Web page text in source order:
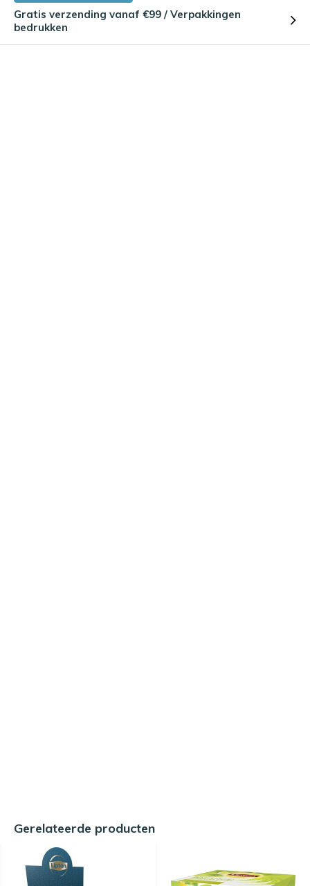
Gratis verzending vanaf €99 / Verpakkingen
bedrukken
Gerelateerde producten